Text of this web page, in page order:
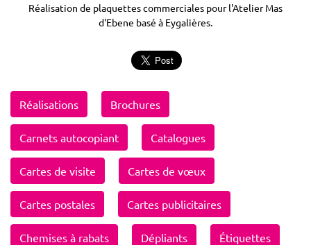
Réalisation de plaquettes commerciales pour l'Atelier Mas
d'Ebene basé à Eygalières.
Réalisations Brochures
Carnets autocopiant Catalogues
Cartes de visite Cartes de vœux
Cartes postales Cartes publicitaires
Chemises à rabats Dépliants Étiquettes